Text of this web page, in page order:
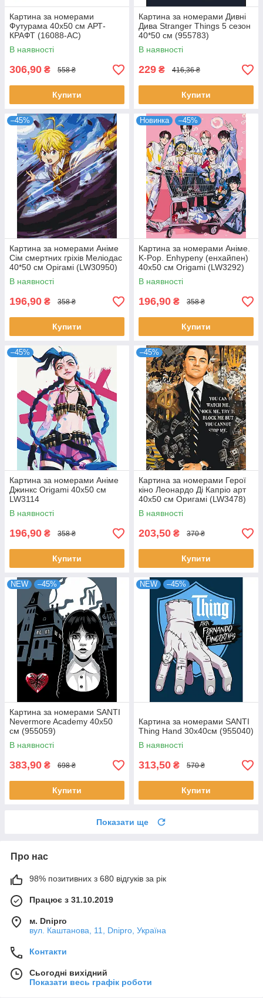
Картина за номерами
Футурама 40х50 см АРТ-
КРАФТ (16088-AC)
В наявності
306,90 ₴ 558 ₴
Купити
Картина за номерами Дивні
Дива Stranger Things 5 сезон
40*50 см (955783)
В наявності
229 ₴ 416,36 ₴
Купити
–45%
Картина за номерами Аніме
Сім смертних гріхів Меліодас
40*50 см Орігамі (LW30950)
В наявності
196,90 ₴ 358 ₴
Купити
Новинка –45%
Картина за номерами Аніме.
K-Pop. Enhypenу (енхайпен)
40x50 см Origami (LW3292)
В наявності
196,90 ₴ 358 ₴
Купити
–45%
Картина за номерами Аніме
Джинкс Origami 40x50 см
LW3114
В наявності
196,90 ₴ 358 ₴
Купити
–45%
Картина за номерами Герої
кіно Леонардо Ді Капріо арт
40x50 см Оригамі (LW3478)
В наявності
203,50 ₴ 370 ₴
Купити
NEW –45%
Картина за номерами SANTI
Nevermore Academy 40х50
см (955059)
В наявності
383,90 ₴ 698 ₴
Купити
NEW –45%
Картина за номерами SANTI
Thing Hand 30х40см (955040)
В наявності
313,50 ₴ 570 ₴
Купити
Показати ще
Про нас
98% позитивних з 680 відгуків за рік
Працює з 31.10.2019
м. Dnipro
вул. Каштанова, 11, Dnipro, Україна
Контакти
Сьогодні вихідний
Показати весь графік роботи